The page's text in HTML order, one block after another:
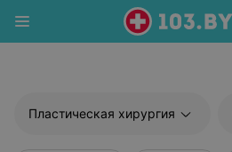
Пластическая хирургия